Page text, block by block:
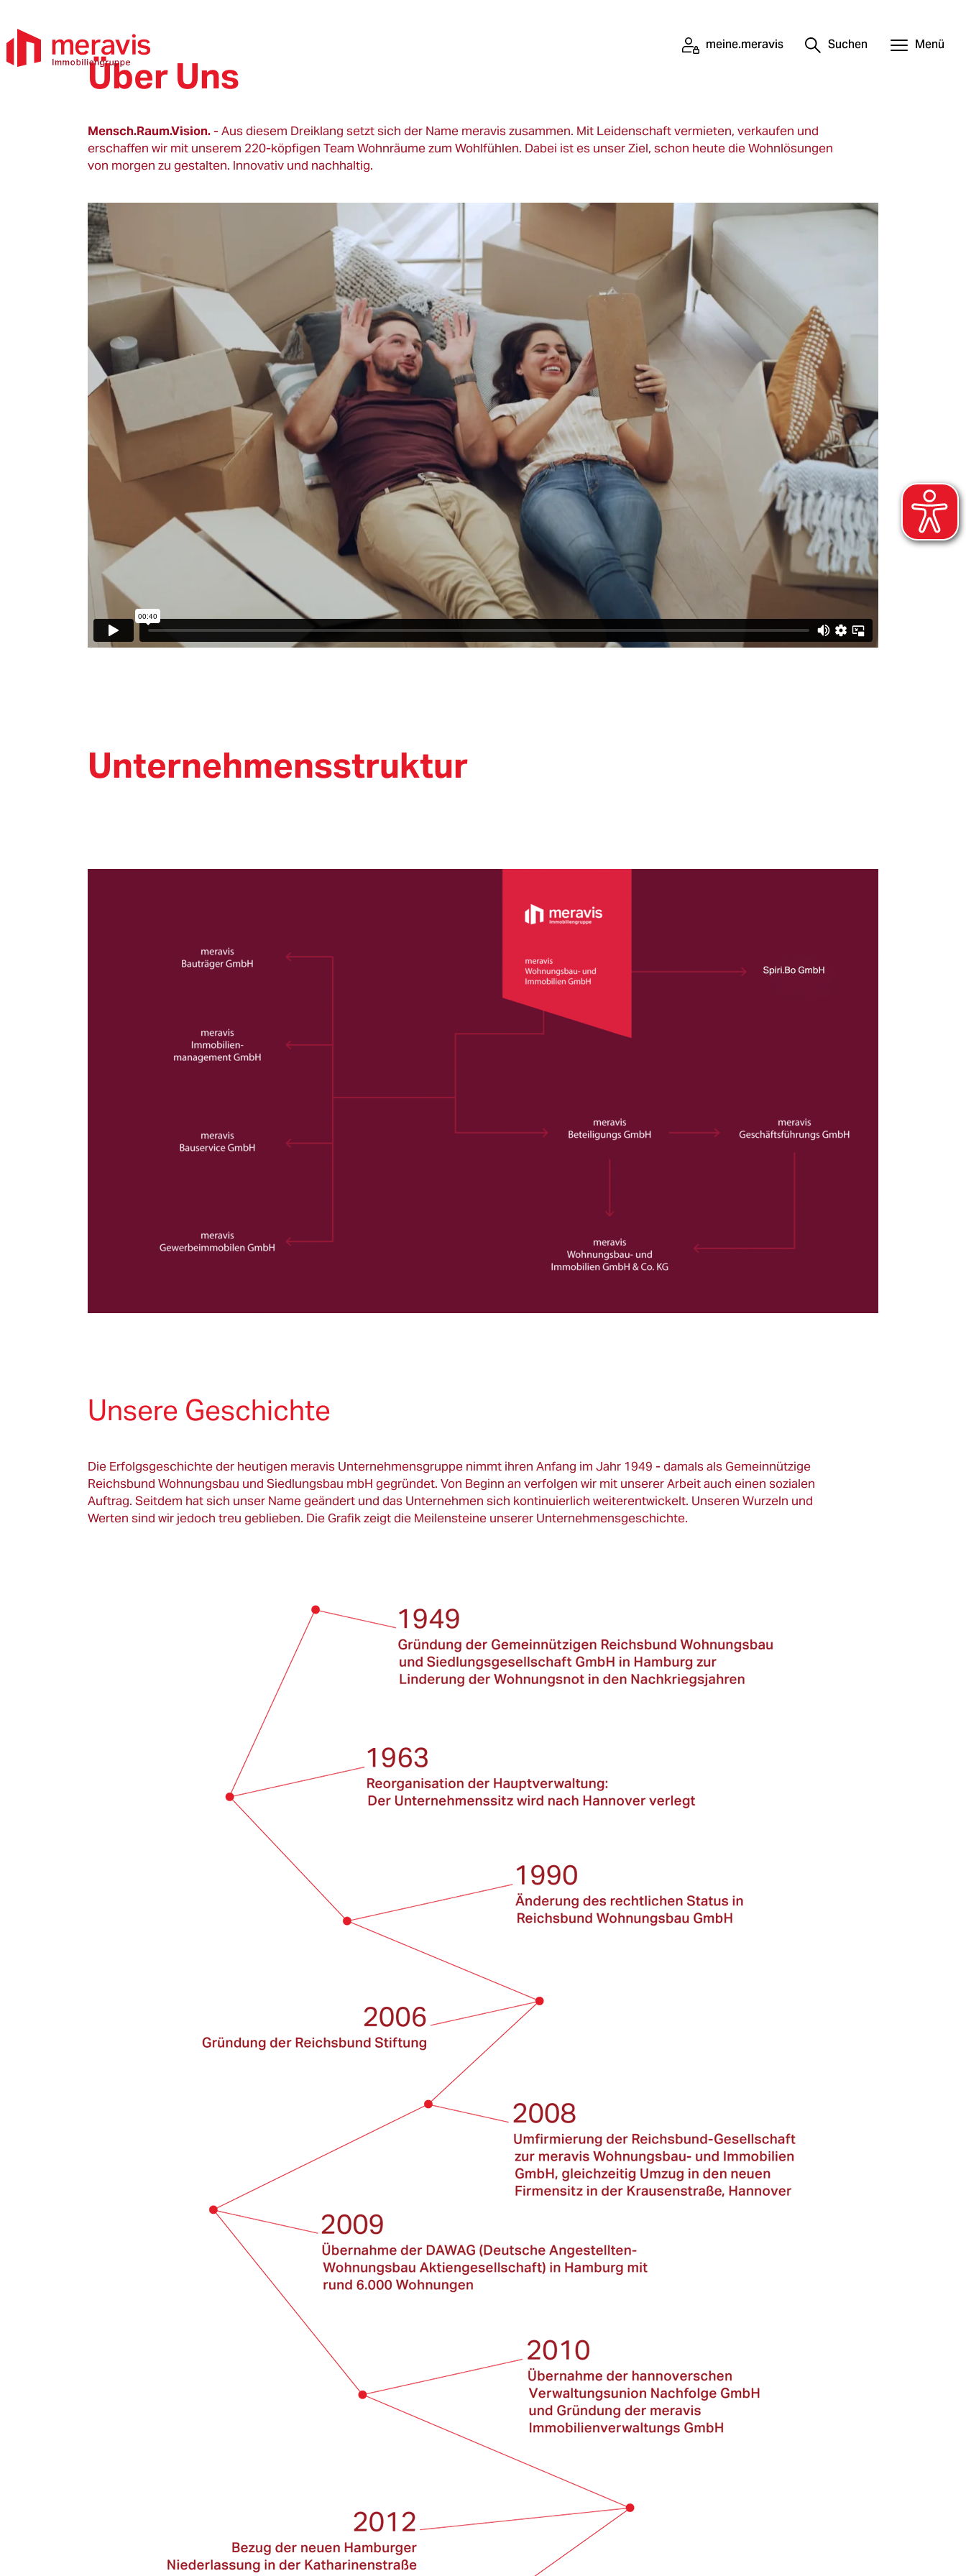
meine.meravis Suchen Menü
Über Uns
Mensch.Raum.Vision.- Aus diesem Dreiklang setzt sich der Name meravis zusammen. Mit Leidenschaft vermieten, verkaufen und
erschaffen wir mit unserem 220-köpfigen Team Wohnräume zum Wohlfühlen. Dabei ist es unser Ziel, schon heute die Wohnlösungen
von morgen zu gestalten. Innovativ und nachhaltig.
Unternehmensstruktur
Unsere Geschichte
Die Erfolgsgeschichte der heutigen meravis Unternehmensgruppe nimmt ihren Anfang im Jahr 1949 - damals als Gemeinnützige
Reichsbund Wohnungsbau und Siedlungsbau mbH gegründet. Von Beginn an verfolgen wir mit unserer Arbeit auch einen sozialen
Auftrag. Seitdem hat sich unser Name geändert und das Unternehmen sich kontinuierlich weiterentwickelt. Unseren Wurzeln und
Werten sind wir jedoch treu geblieben. Die Grafik zeigt die Meilensteine unserer Unternehmensgeschichte.